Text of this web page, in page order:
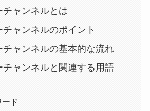
チャンネルとは
ャンネルのポイント
チャンネルの基本的な流れ
チャンネルと関連する用語
ド